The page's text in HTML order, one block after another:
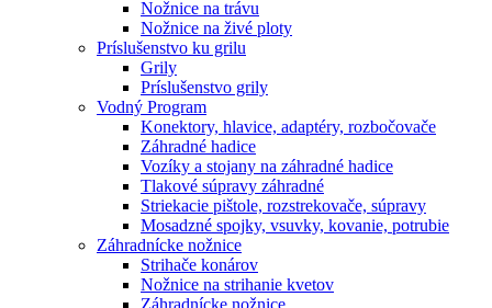
Nožnice na trávu
Nožnice na živé ploty
Príslušenstvo ku grilu
Grily
Príslušenstvo grily
Vodný Program
Konektory, hlavice, adaptéry, rozbočovače
Záhradné hadice
Vozíky a stojany na záhradné hadice
Tlakové súpravy záhradné
Striekacie pištole, rozstrekovače, súpravy
Mosadzné spojky, vsuvky, kovanie, potrubie
Záhradnícke nožnice
Strihače konárov
Nožnice na strihanie kvetov
Záhradnícke nožnice